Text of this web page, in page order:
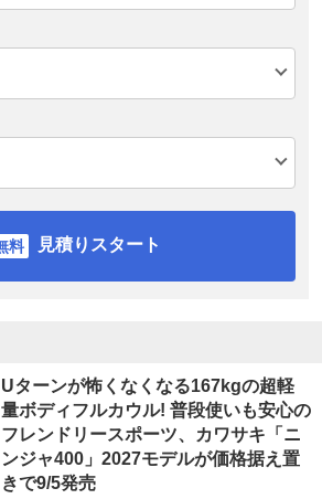
見積りスタート
Uターンが怖くなくなる167kgの超軽
量ボディフルカウル! 普段使いも安心の
フレンドリースポーツ、カワサキ「ニ
ンジャ400」2027モデルが価格据え置
きで9/5発売